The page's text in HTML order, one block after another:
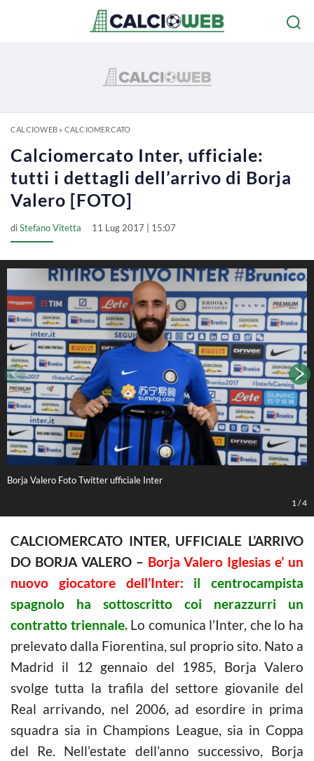
CALCIOWEB» CALCIOMERCATO
Calciomercato Inter, ufficiale:
tutti i dettagli dell’arrivo di Borja
Valero [FOTO]
diStefano Vitetta 11 Lug 2017 | 15:07
Borja Valero Foto Twitter ufficiale Inter
1 /4
CALCIOMERCATO INTER, UFFICIALE L’ARRIVO
DO BORJA VALERO – Borja Valero Iglesias e’ un
nuovo giocatore dell’Inter:
il centrocampista
spagnolo ha sottoscritto coi nerazzurri un
contratto triennale.Lo comunica l’Inter, che lo ha
prelevato dalla Fiorentina, sul proprio sito. Nato a
Madrid il 12 gennaio del 1985, Borja Valero
svolge tutta la trafila del settore giovanile del
Real arrivando, nel 2006, ad esordire in prima
squadra sia in Champions League, sia in Coppa
del Re. Nell’estate dell’anno successivo, Borja